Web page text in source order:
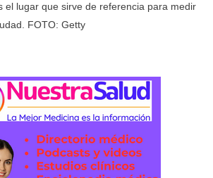
el lugar que sirve de referencia para medir
FOTO: Getty